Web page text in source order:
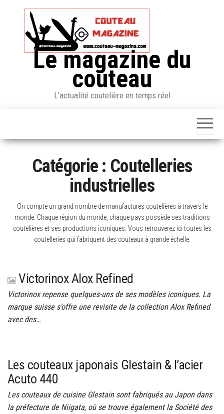
Le magazine du
couteau
L'actualité coutelière en temps réel
Catégorie : Coutelleries
industrielles
On compte un grand nombre de manufactures coutelières à travers le
monde. Chaque région du monde, chaque pays possède ses traditions
coutelières et ses productions iconiques. Vous retrouverez ici toutes les
coutelleries qui fabriquent des couteaux à grande échelle.
Victorinox Alox Refined
Victorinox repense quelques-uns de ses modèles iconiques. La
marque suisse s’offre une revisite de la collection Alox Refined
avec des…
Les couteaux japonais Glestain & l’acier
Acuto 440
Les couteaux de cuisine Glestain sont fabriqués au Japon dans
la préfecture de Niigata, où se trouve également la Société des